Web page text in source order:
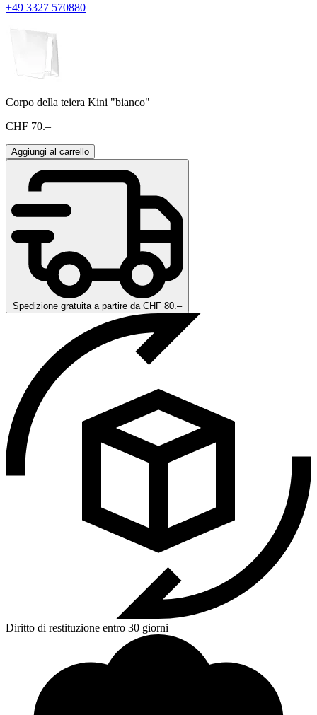
+49 3327 570880
Corpo della teiera Kini "bianco"
CHF 70.–
Aggiungi al carrello
Spedizione gratuita a partire da CHF 80.–
Diritto di restituzione entro 30 giorni